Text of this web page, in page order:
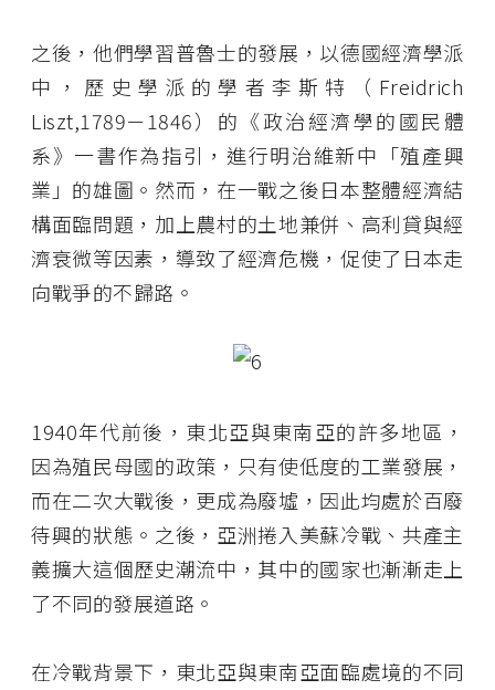
之後，他們學習普魯士的發展，以德國經濟學派
中，歷史學派的學者李斯特（Freidrich
Liszt,1789－1846）的《政治經濟學的國民體
系》一書作為指引，進行明治維新中「殖產興
業」的雄圖。然而，在一戰之後日本整體經濟結
構面臨問題，加上農村的土地兼併、高利貸與經
濟衰微等因素，導致了經濟危機，促使了日本走
向戰爭的不歸路。
1940年代前後，東北亞與東南亞的許多地區，
因為殖民母國的政策，只有使低度的工業發展，
而在二次大戰後，更成為廢墟，因此均處於百廢
待興的狀態。之後，亞洲捲入美蘇冷戰、共產主
義擴大這個歷史潮流中，其中的國家也漸漸走上
了不同的發展道路。
在冷戰背景下，東北亞與東南亞面臨處境的不同